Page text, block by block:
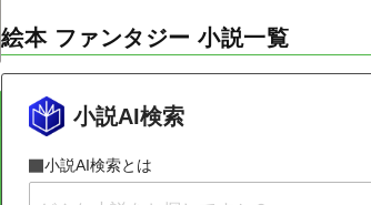
絵本 ファンタジー 小説一覧
小説AI検索
小説AI検索とは